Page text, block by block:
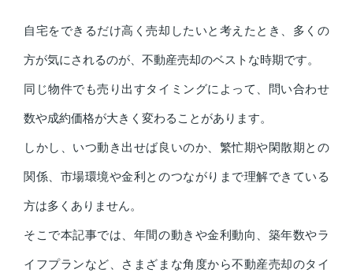
自宅をできるだけ高く売却したいと考えたとき、多くの
方が気にされるのが、不動産売却のベストな時期です。
同じ物件でも売り出すタイミングによって、問い合わせ
数や成約価格が大きく変わることがあります。
しかし、いつ動き出せば良いのか、繁忙期や閑散期との
関係、市場環境や金利とのつながりまで理解できている
方は多くありません。
そこで本記事では、年間の動きや金利動向、築年数やラ
イフプランなど、さまざまな角度から不動産売却のタイ